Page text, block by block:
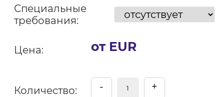
Специальные
требования:
Цена: от EUR
Количество: - +